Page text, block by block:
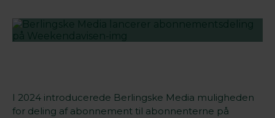
I 2024 introducerede Berlingske Media muligheden
for deling af abonnement til abonnenterne på